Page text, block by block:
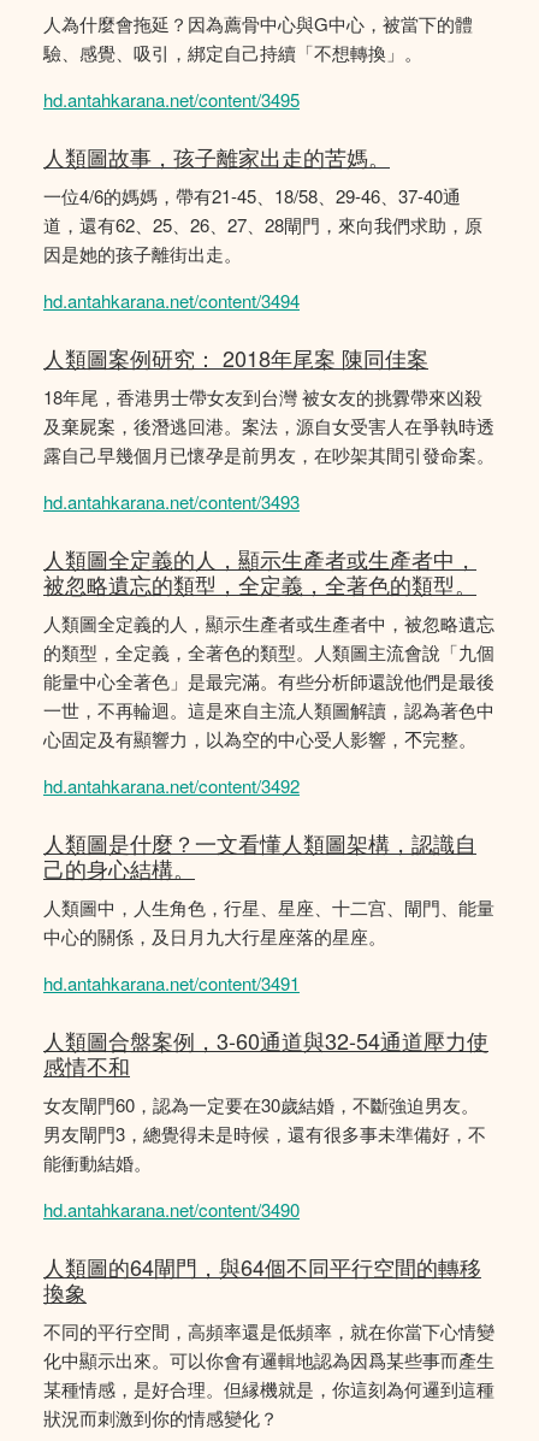
人為什麼會拖延？因為薦骨中心與G中心，被當下的體
驗、感覺、吸引，綁定自己持續「不想轉換」。
hd.antahkarana.net/content/3495
人類圖故事，孩子離家出走的苦媽。
一位4/6的媽媽，帶有21-45、18/58、29-46、37-40通
道，還有62、25、26、27、28閘門，來向我們求助，原
因是她的孩子離街出走。
hd.antahkarana.net/content/3494
人類圖案例研究： 2018年尾案 陳同佳案
18年尾，香港男士帶女友到台灣 被女友的挑釁帶來凶殺
及棄屍案，後潛逃回港。案法，源自女受害人在爭執時透
露自己早幾個月已懷孕是前男友，在吵架其間引發命案。
hd.antahkarana.net/content/3493
人類圖全定義的人，顯示生產者或生產者中，
被忽略遺忘的類型，全定義，全著色的類型。
人類圖全定義的人，顯示生產者或生產者中，被忽略遺忘
的類型，全定義，全著色的類型。人類圖主流會說「九個
能量中心全著色」是最完滿。有些分析師還說他們是最後
一世，不再輪迴。這是來自主流人類圖解讀，認為著色中
心固定及有顯響力，以為空的中心受人影響，𣎴完整。
hd.antahkarana.net/content/3492
人類圖是什麼？一文看懂人類圖架構，認識自
己的身心結構。
人類圖中，人生角色，行星、星座、十二宫、閘門、能量
中心的關係，及日月九大行星座落的星座。
hd.antahkarana.net/content/3491
人類圖合盤案例，3-60通道與32-54通道壓力使
感情不和
女友閘門60，認為一定要在30歲結婚，不斷強迫男友。
男友閘門3，總覺得未是時候，還有很多事未準備好，不
能衝動結婚。
hd.antahkarana.net/content/3490
人類圖的64閘門，與64個不同平行空間的轉移
換象
不同的平行空間，高頻率還是低頻率，就在你當下心情變
化中顯示出來。可以你會有邏輯地認為因爲某些事而產生
某種情感，是好合理。但縁機就是，你這刻為何邏到這種
狀況而刺激到你的情感變化？